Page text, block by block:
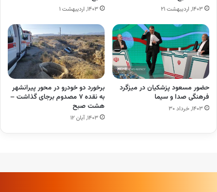
۱۴۰۳, اردیبهشت ۲۱ ۱۴۰۳, اردیبهشت ۱
حضور مسعود پزشکیان در میزگرد
فرهنگی صدا و سیما
۱۴۰۳, خرداد ۳۰
برخورد دو خودرو در محور پیرانشهر
به نقده ۷ مصدوم برجای گذاشت –
هشت صبح
۱۴۰۳, آبان ۱۲